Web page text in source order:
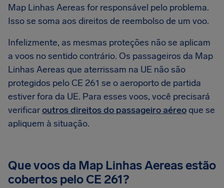
Map Linhas Aereas for responsável pelo problema.
Isso se soma aos direitos de reembolso de um voo.
Infelizmente, as mesmas proteções não se aplicam
a voos no sentido contrário. Os passageiros da Map
Linhas Aereas que aterrissam na UE não são
protegidos pelo CE 261 se o aeroporto de partida
estiver fora da UE. Para esses voos, você precisará
verificaroutros direitos do passageiro aéreoque se
apliquem à situação.
Que voos da Map Linhas Aereas estão
cobertos pelo CE 261?